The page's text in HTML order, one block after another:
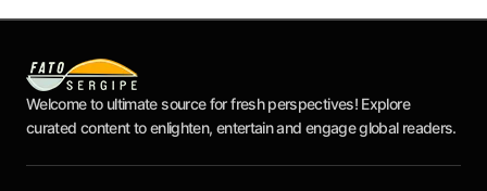
Welcome to ultimate source for fresh perspectives! Explore
curated content to enlighten, entertain and engage global readers.